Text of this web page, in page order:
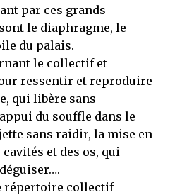
par ces grands
le diaphragme, le
du palais.
le collectif et
ressentir et reproduire
qui libère sans
du souffle dans le
sans raidir, la mise en
et des os, qui
répertoire collectif